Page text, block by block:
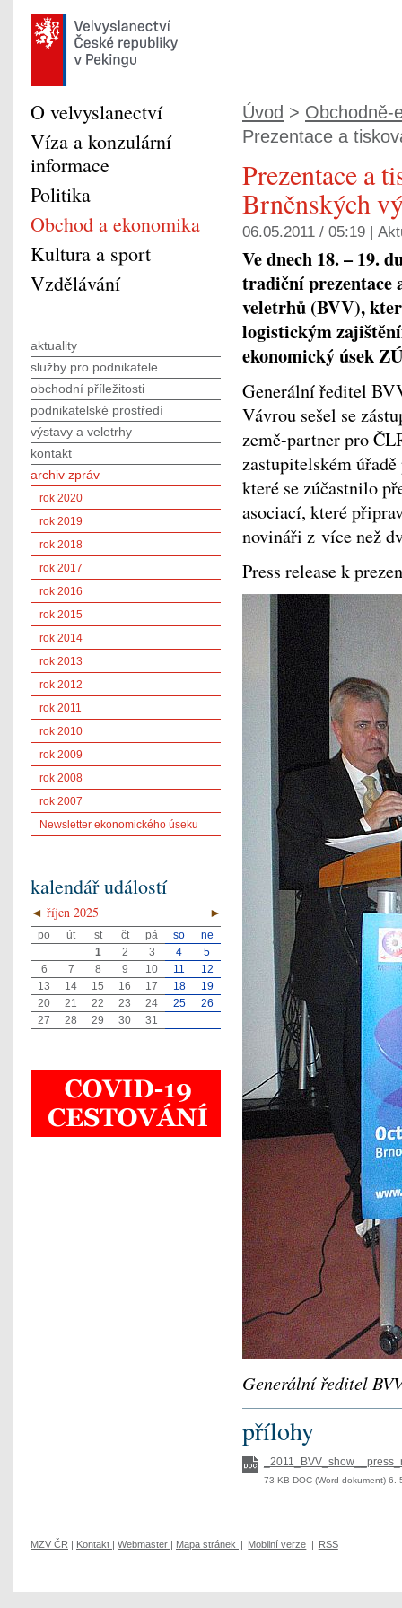
Úvod > Obchodně-
Prezentace a
Prezentace a
Brněnských
06.05.2011 / 05:19 |
Ve dnech 18. – 19.
tradiční prezentace
veletrhů (BVV),
logistickým
ekonomický úsek
Generální ředitel
Vávrou sešel se
země-partner pro
zastupitelském
které se zúčastnilo
asociací, které
novináři z více než
Press release k
Generální ředitel
přílohy
73 KB DOC (Word dokument) 6.
O velvyslanectví
Víza a konzulární
informace
Politika
Obchod a ekonomika
Kultura a sport
Vzdělávání
aktuality
služby pro podnikatele
obchodní příležitosti
podnikatelské prostředí
výstavy a veletrhy
kontakt
archiv zpráv
rok 2020
rok 2019
rok 2018
rok 2017
rok 2016
rok 2015
rok 2014
rok 2013
rok 2012
rok 2011
rok 2010
rok 2009
rok 2008
rok 2007
Newsletter ekonomického úseku
kalendář událostí
◄ ►
říjen 2025
po út st čt pá so
ne
1
2 3 4
5
6
7 8 9 10 11
12
13
14 15 16 17 18
19
20
21 22 23 24 25
26
27
28 29 30 31
MZV ČR Kontakt Webmaster Mapa stránek Mobilní verze RSS